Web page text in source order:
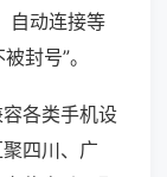
自动连接等
封号”。
各类手机设
四川、广